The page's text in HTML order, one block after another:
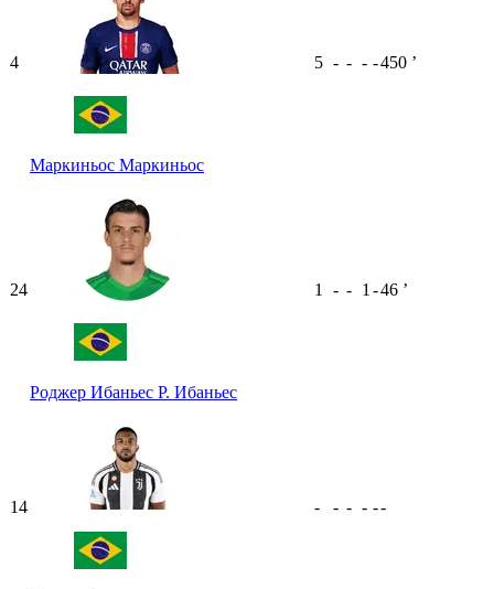
4
Маркиньос Маркиньос
5 - - - -450 ʼ
24
Роджер Ибаньес Р. Ибаньес
1 - - 1 -46 ʼ
14 - - - - --